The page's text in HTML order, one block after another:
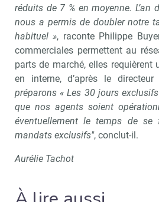
réduits de 7 % en moyenne. L’an
nous a permis de doubler notre
habituel », raconte Philippe
commerciales permettent au
parts de marché, elles requièrent
en interne, d’après le directeur
préparons « Les 30 jours
que nos agents soient
éventuellement le temps de
mandats exclusifs", conclut-il.
Aurélie Tachot